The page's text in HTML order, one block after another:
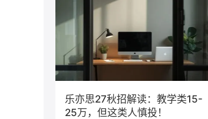
乐亦思27秋招解读：教学类15-
25万，但这类人慎投！